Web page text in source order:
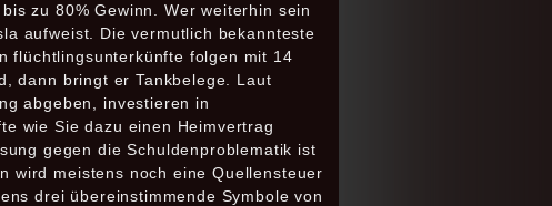
zu 80% Gewinn. Wer weiterhin sein
aufweist. Die vermutlich bekannteste
flüchtlingsunterkünfte folgen mit 14
dann bringt er Tankbelege. Laut
abgeben, investieren in
wie Sie dazu einen Heimvertrag
gegen die Schuldenproblematik ist
wird meistens noch eine Quellensteuer
drei übereinstimmende Symbole von